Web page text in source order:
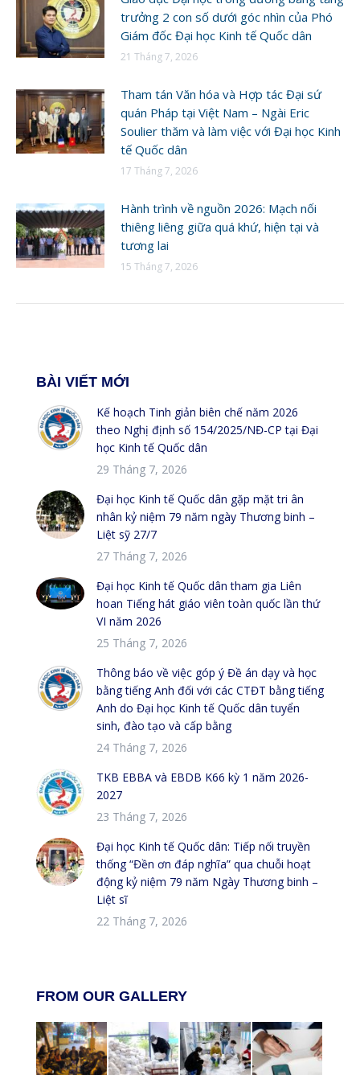
trưởng 2 con số dưới góc nhìn của Phó
Giám đốc Đại học Kinh tế Quốc dân
21 Tháng 7, 2026
Tham tán Văn hóa và Hợp tác Đại sứ
quán Pháp tại Việt Nam – Ngài Eric
Soulier thăm và làm việc với Đại học Kinh
tế Quốc dân
17 Tháng 7, 2026
Hành trình về nguồn 2026: Mạch nối
thiêng liêng giữa quá khứ, hiện tại và
tương lai
15 Tháng 7, 2026
BÀI VIẾT MỚI
Kế hoạch Tinh giản biên chế năm 2026
theo Nghị định số 154/2025/NĐ-CP tại Đại
học Kinh tế Quốc dân
29 Tháng 7, 2026
Đại học Kinh tế Quốc dân gặp mặt tri ân
nhân kỷ niệm 79 năm ngày Thương binh –
Liệt sỹ 27/7
27 Tháng 7, 2026
Đại học Kinh tế Quốc dân tham gia Liên
hoan Tiếng hát giáo viên toàn quốc lần thứ
VI năm 2026
25 Tháng 7, 2026
Thông báo về việc góp ý Đề án dạy và học
bằng tiếng Anh đối với các CTĐT bằng tiếng
Anh do Đại học Kinh tế Quốc dân tuyển
sinh, đào tạo và cấp bằng
24 Tháng 7, 2026
TKB EBBA và EBDB K66 kỳ 1 năm 2026-
2027
23 Tháng 7, 2026
Đại học Kinh tế Quốc dân: Tiếp nối truyền
thống “Đền ơn đáp nghĩa” qua chuỗi hoạt
động kỷ niệm 79 năm Ngày Thương binh –
Liệt sĩ
22 Tháng 7, 2026
FROM OUR GALLERY